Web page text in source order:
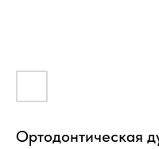
Ортодонтическая